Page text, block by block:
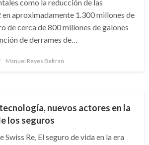
como la reducción de las
en aproximadamente 1.300 millones de
de cerca de 800 millones de galones
de derrames de…
Manuel Reyes Beltran
nuevos actores en la
los seguros
Swiss Re, El seguro de vida en la era